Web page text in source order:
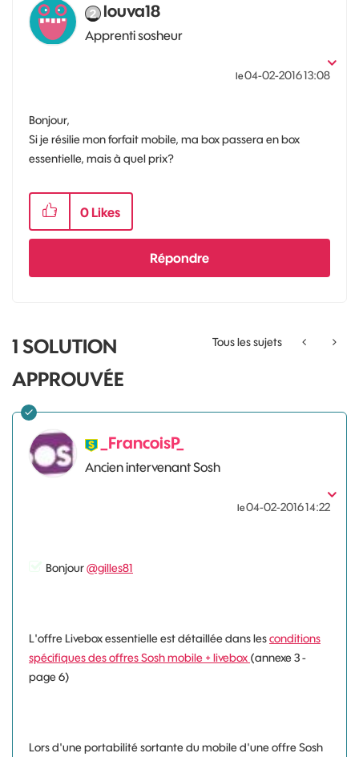
louva18
Apprenti sosheur
le‎04-02-201613:08
Bonjour,
Si je résilie mon forfait mobile, ma box passera en box
essentielle, mais à quel prix?
0 Likes
Répondre
Tous les sujets
1 SOLUTION
APPROUVÉE
_FrancoisP_
Ancien intervenant Sosh
le‎04-02-201614:22
Bonjour@gilles81
L'offre Livebox essentielle est détaillée dans lesconditions
spécifiques des offres Sosh mobile + livebox (annexe 3 -
page 6)
Lors d'une portabilité sortante du mobile d'une offre Sosh